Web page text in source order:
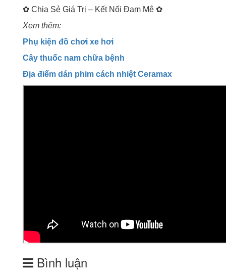
✿ Chia Sẻ Giá Trị – Kết Nối Đam Mê ✿
Xem thêm:
Phụ kiện đồ chơi xe hơi
Cây thuốc nam chữa bệnh
Địa điểm dán phim cách nhiệt Ceramax
Bình luận